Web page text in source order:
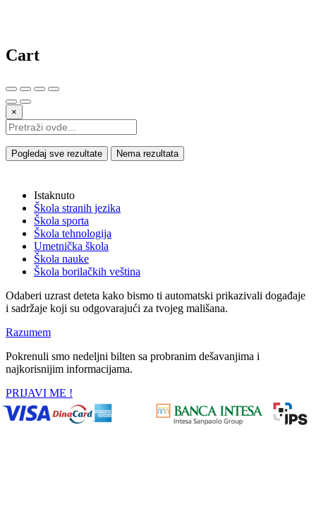
Cart
×
Pogledaj sve rezultate Nema rezultata
Istaknuto
Škola stranih jezika
Škola sporta
Škola tehnologija
Umetnička škola
Škola nauke
Škola borilačkih veština
Odaberi uzrast deteta kako bismo ti automatski prikazivali događaje
i sadržaje koji su odgovarajući za tvojeg mališana.
Razumem
Pokrenuli smo nedeljni bilten sa probranim dešavanjima i
najkorisnijim informacijama.
PRIJAVI ME !